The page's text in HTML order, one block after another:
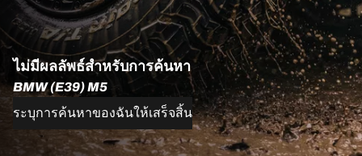
ไม่มีผลลัพธ์สำหรับการค้นหา
BMW (E39) M5
ระบุการค้นหาของฉันให้เสร็จสิ้น